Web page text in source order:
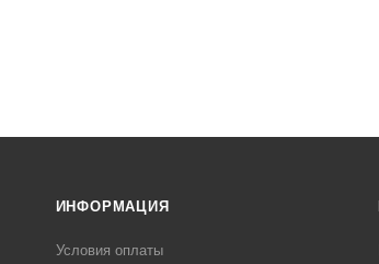
ИНФОРМАЦИЯ
Условия оплаты